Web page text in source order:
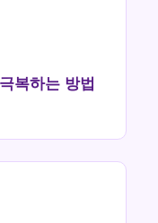
복하는 방법